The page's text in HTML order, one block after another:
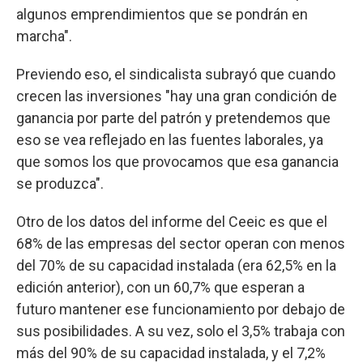
algunos emprendimientos que se pondrán en
marcha".
Previendo eso, el sindicalista subrayó que cuando
crecen las inversiones "hay una gran condición de
ganancia por parte del patrón y pretendemos que
eso se vea reflejado en las fuentes laborales, ya
que somos los que provocamos que esa ganancia
se produzca".
Otro de los datos del informe del Ceeic es que el
68% de las empresas del sector operan con menos
del 70% de su capacidad instalada (era 62,5% en la
edición anterior), con un 60,7% que esperan a
futuro mantener ese funcionamiento por debajo de
sus posibilidades. A su vez, solo el 3,5% trabaja con
más del 90% de su capacidad instalada, y el 7,2%